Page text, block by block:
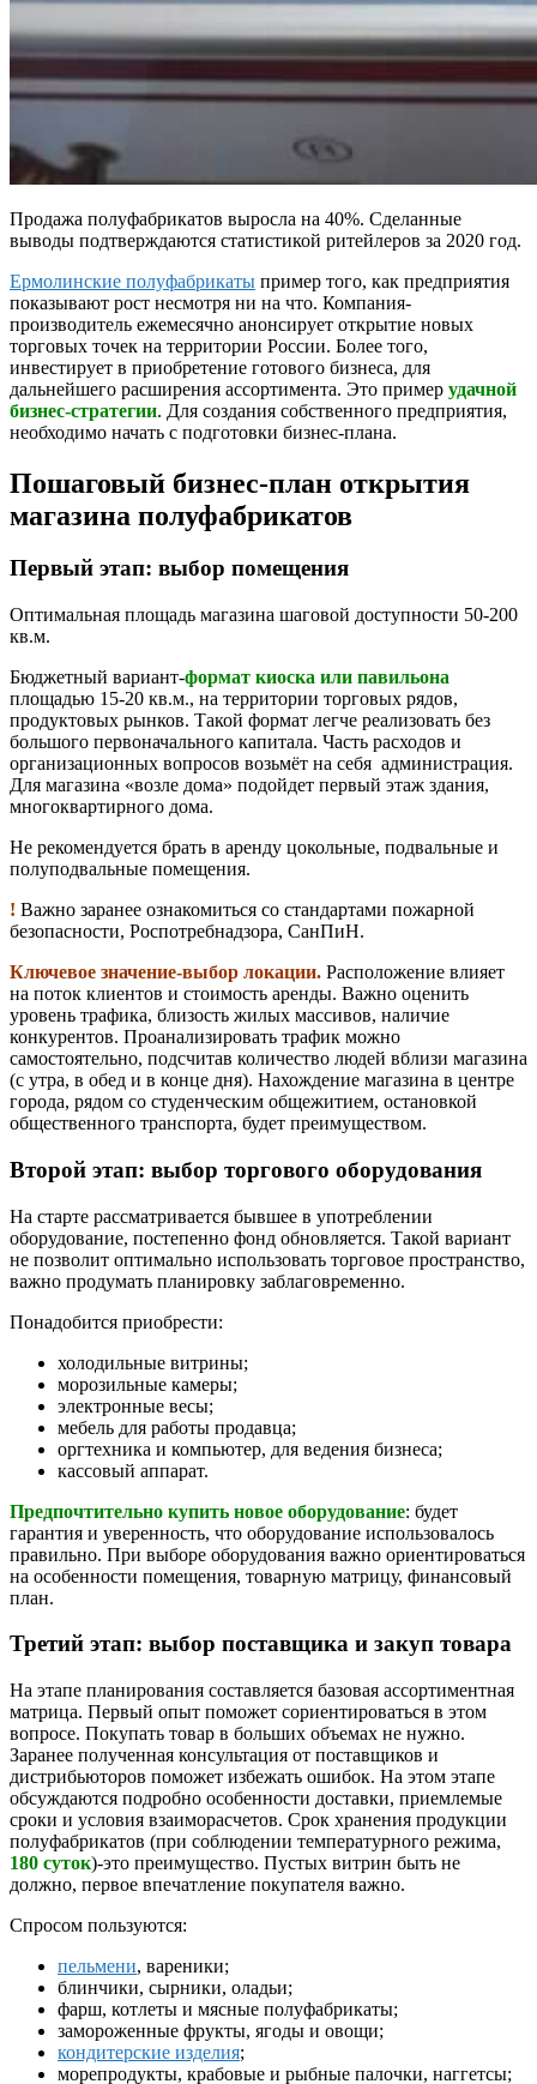
Продажа полуфабрикатов выросла на 40%. Сделанные
выводы подтверждаются статистикой ритейлеров за 2020 год.
Ермолинские полуфабрикаты пример того, как предприятия
показывают рост несмотря ни на что. Компания-
производитель ежемесячно анонсирует открытие новых
торговых точек на территории России. Более того,
инвестирует в приобретение готового бизнеса, для
дальнейшего расширения ассортимента. Это пример удачной
бизнес-стратегии. Для создания собственного предприятия,
необходимо начать с подготовки бизнес-плана.
Пошаговый бизнес-план открытия
магазина полуфабрикатов
Первый этап: выбор помещения
Оптимальная площадь магазина шаговой доступности 50-200
кв.м.
Бюджетный вариант-формат киоска или павильона
площадью 15-20 кв.м., на территории торговых рядов,
продуктовых рынков. Такой формат легче реализовать без
большого первоначального капитала. Часть расходов и
организационных вопросов возьмёт на себя администрация.
Для магазина «возле дома» подойдет первый этаж здания,
многоквартирного дома.
Не рекомендуется брать в аренду цокольные, подвальные и
полуподвальные помещения.
! Важно заранее ознакомиться со стандартами пожарной
безопасности, Роспотребнадзора, СанПиН.
Ключевое значение-выбор локации. Расположение влияет
на поток клиентов и стоимость аренды. Важно оценить
уровень трафика, близость жилых массивов, наличие
конкурентов. Проанализировать трафик можно
самостоятельно, подсчитав количество людей вблизи магазина
(с утра, в обед и в конце дня). Нахождение магазина в центре
города, рядом со студенческим общежитием, остановкой
общественного транспорта, будет преимуществом.
Второй этап: выбор торгового оборудования
На старте рассматривается бывшее в употреблении
оборудование, постепенно фонд обновляется. Такой вариант
не позволит оптимально использовать торговое пространство,
важно продумать планировку заблаговременно.
Понадобится приобрести:
холодильные витрины;
морозильные камеры;
электронные весы;
мебель для работы продавца;
оргтехника и компьютер, для ведения бизнеса;
кассовый аппарат.
Предпочтительно купить новое оборудование: будет
гарантия и уверенность, что оборудование использовалось
правильно. При выборе оборудования важно ориентироваться
на особенности помещения, товарную матрицу, финансовый
план.
Третий этап: выбор поставщика и закуп товара
На этапе планирования составляется базовая ассортиментная
матрица. Первый опыт поможет сориентироваться в этом
вопросе. Покупать товар в больших объемах не нужно.
Заранее полученная консультация от поставщиков и
дистрибьюторов поможет избежать ошибок. На этом этапе
обсуждаются подробно особенности доставки, приемлемые
сроки и условия взаиморасчетов. Срок хранения продукции
полуфабрикатов (при соблюдении температурного режима,
180 суток)-это преимущество. Пустых витрин быть не
должно, первое впечатление покупателя важно.
Спросом пользуются:
пельмени, вареники;
блинчики, сырники, оладьи;
фарш, котлеты и мясные полуфабрикаты;
замороженные фрукты, ягоды и овощи;
кондитерские изделия;
морепродукты, крабовые и рыбные палочки, наггетсы;